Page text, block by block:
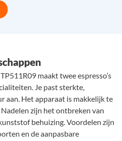
maakt twee espresso’s
Je past sterkte,
aan. Het apparaat is makkelijk te
zijn het ontbreken van
behuizing. Voordelen zijn
en de aanpasbare